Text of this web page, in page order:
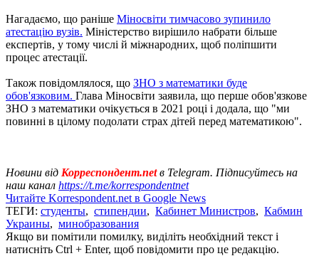
Нагадаємо, що раніше Міносвіти тимчасово зупинило
атестацію вузів. Міністерство вирішило набрати більше
експертів, у тому числі й міжнародних, щоб поліпшити
процес атестації.
Також повідомлялося, що ЗНО з математики буде
обов'язковим. Глава Міносвіти заявила, що перше обов'язкове
ЗНО з математики очікується в 2021 році і додала, що "ми
повинні в цілому подолати страх дітей перед математикою".
Новини від Корреспондент.netв Telegram. Підписуйтесь на
наш канал https://t.me/korrespondentnet
Читайте Korrespondent.net в Google News
ТЕГИ: студенты, стипендии, Кабинет Министров, Кабмин
Украины, минобразования
Якщо ви помітили помилку, виділіть необхідний текст і
натисніть Ctrl + Enter, щоб повідомити про це редакцію.